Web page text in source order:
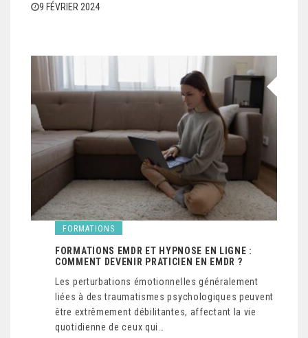
9 FÉVRIER 2024
FORMATIONS
FORMATIONS EMDR ET HYPNOSE EN LIGNE :
COMMENT DEVENIR PRATICIEN EN EMDR ?
Les perturbations émotionnelles généralement
liées à des traumatismes psychologiques peuvent
être extrêmement débilitantes, affectant la vie
quotidienne de ceux qui…